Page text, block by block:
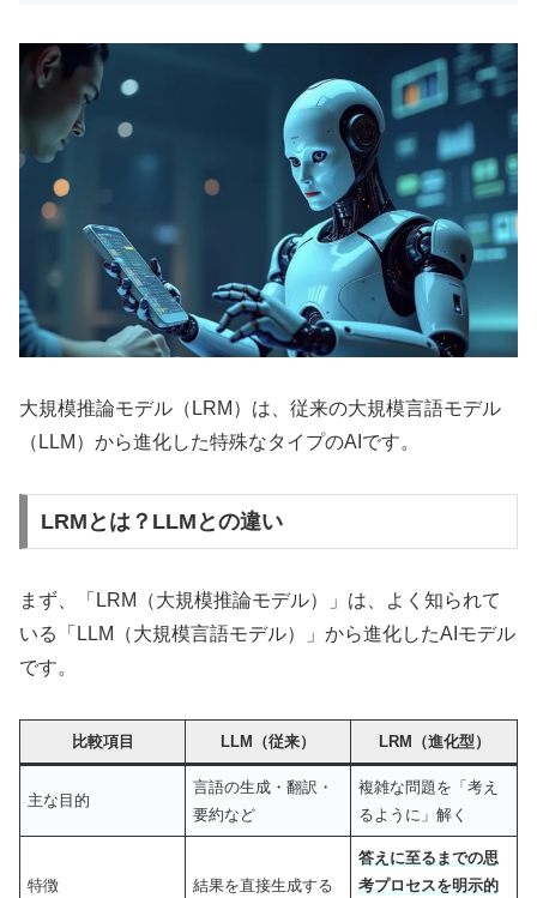
大規模推論モデル（LRM）は、従来の大規模言語モデル
（LLM）から進化した特殊なタイプのAIです。
LRMとは？LLMとの違い
まず、「LRM（大規模推論モデル）」は、よく知られて
いる「LLM（大規模言語モデル）」から進化したAIモデル
です。
比較項目 LLM（従来） LRM（進化型）
主な目的
言語の生成・翻訳・
要約など
複雑な問題を「考え
るように」解く
特徴 結果を直接生成する
答えに至るまでの思
考プロセスを明示的